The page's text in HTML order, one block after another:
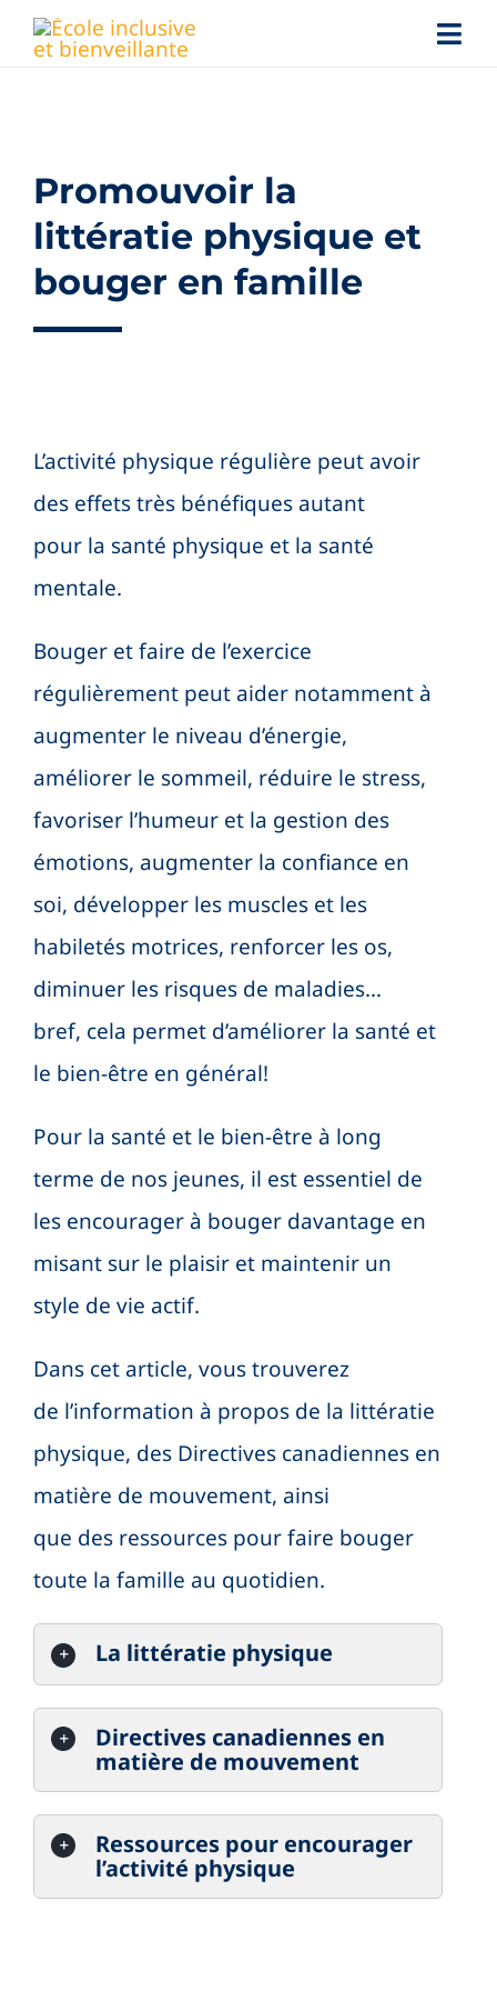
Skip
Familles
Personnel scolaire
Nouvelles
Services d’aide
Search
Search Button
Promouvoir la
littératie physique et
bouger en famille
L’activité physique régulière peut avoir
des effets très bénéfiques autant
pour la santé physique et la santé
mentale.
Bouger et faire de l’exercice
régulièrement peut aider notamment à
augmenter le niveau d’énergie,
améliorer le sommeil, réduire le stress,
favoriser l’humeur et la gestion des
émotions, augmenter la confiance en
soi, développer les muscles et les
habiletés motrices, renforcer les os,
diminuer les risques de maladies…
bref, cela permet d’améliorer la santé et
le bien-être en général!
Pour la santé et le bien-être à long
terme de nos jeunes, il est essentiel de
les encourager à bouger davantage en
misant sur le plaisir et maintenir un
style de vie actif.
Dans cet article, vous trouverez
de l’information à propos de la littératie
physique, des Directives canadiennes en
matière de mouvement, ainsi
que des ressources pour faire bouger
toute la famille au quotidien.
La littératie physique
Directives canadiennes en
matière de mouvement
Ressources pour encourager
l’activité physique